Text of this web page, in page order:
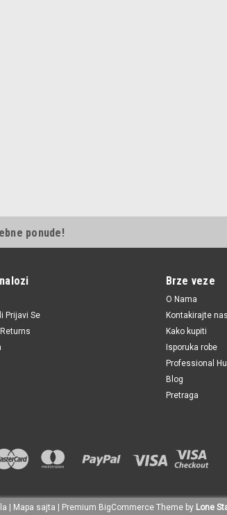
ponude!
Prijavi Se
Brze veze
O Nama
Kontakirajte nas
Kako kupiti
Isporuka robe
Professional
Blog
Pretraga
Mapa sajta Premium BigCommerce Theme by Lone